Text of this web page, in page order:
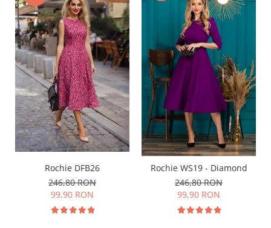
Rochie DFB26
246,80 RON
99,90 RON
Rochie WS19 - Diamond
246,80 RON
99,90 RON